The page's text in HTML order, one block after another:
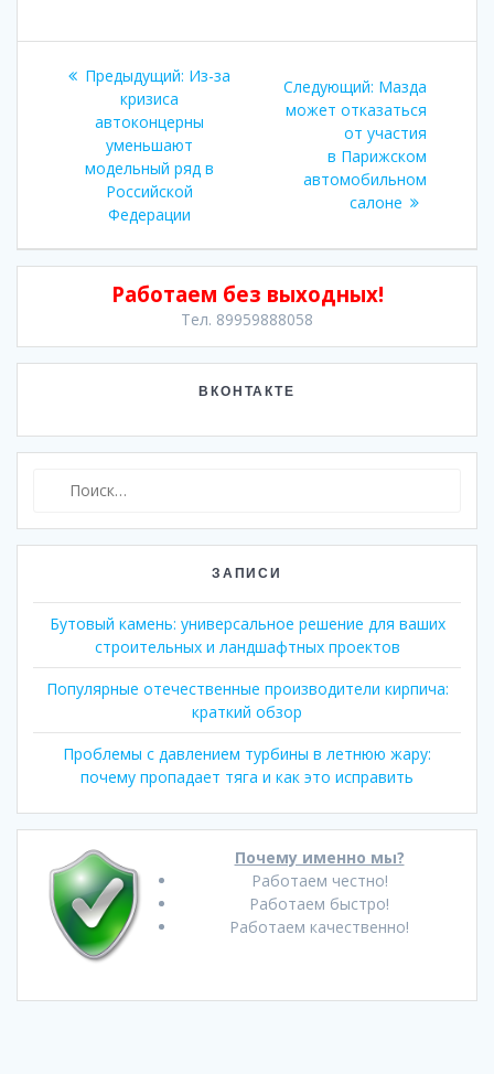
Навигация
записям
Предыдущий: Предыдущая
Из-за
кризиса
автоконцерны
уменьшают
модельный ряд в
Российской
Федерации
Следующий: Следующая
запись:
Мазда
может отказаться
от участия
в Парижском
автомобильном
салоне
Работаем без выходных!
Тел. 89959888058
ВКОНТАКТЕ
ЗАПИСИ
Бутовый камень: универсальное решение для ваших
строительных и ландшафтных проектов
Популярные отечественные производители кирпича:
краткий обзор
Проблемы с давлением турбины в летнюю жару:
почему пропадает тяга и как это исправить
Почему именно мы?
Работаем честно!
Работаем быстро!
Работаем качественно!